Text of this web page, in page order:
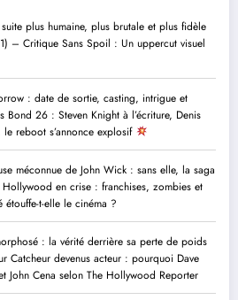
plus humaine, plus brutale et plus fidèle
– Critique Sans Spoil : Un uppercut visuel
: date de sortie, casting, intrigue et
Bond 26 : Steven Knight à l’écriture, Denis
reboot s’annonce explosif
méconnue de John Wick : sans elle, la saga
Hollywood en crise : franchises, zombies et
t-elle le cinéma ?
: la vérité derrière sa perte de poids
Catcheur devenus acteur : pourquoi Dave
John Cena selon The Hollywood Reporter